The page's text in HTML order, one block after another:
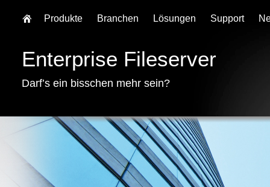
Enterprise Fileserver
Darf’s ein bisschen mehr sein?
Produkte Branchen Lösungen Support